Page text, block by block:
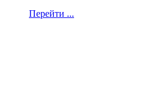
Перейти ...